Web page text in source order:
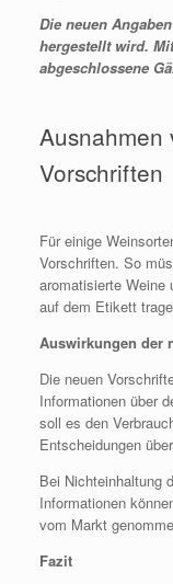
Die neuen
hergestellt wird.
abgeschlossene
Ausnahmen
Vorschriften
Für einige
Vorschriften. So
aromatisierte Weine
auf dem Etikett
Auswirkungen der
Die neuen
Informationen über
soll es den
Entscheidungen
Bei Nichteinhaltung
Informationen
vom Markt
Fazit